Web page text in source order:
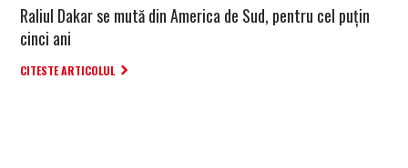
Raliul Dakar se mută din America de Sud, pentru cel puțin
cinci ani
CITESTE ARTICOLUL